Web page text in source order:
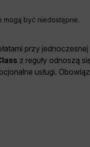
mogą być niedostępne.
przy
z reguły odnoszą
usługi.